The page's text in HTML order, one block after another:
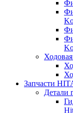
Запчасти
Детали